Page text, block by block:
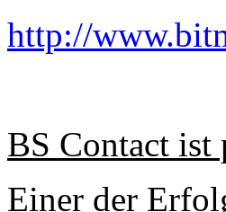
http://
BS Contact
Einer der